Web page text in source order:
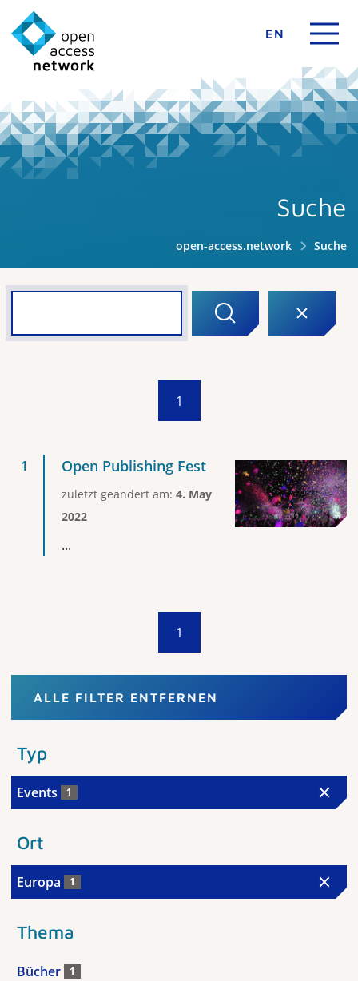
EN
Suche
open-access.network Suche
1
Open Publishing Fest
zuletzt geändert am: 4. May
2022
...
1
ALLE FILTER ENTFERNEN
Typ
Events 1
Ort
Europa 1
Thema
Bücher 1